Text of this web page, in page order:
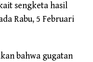
sengketa hasil
Rabu, 5 Februari
bahwa gugatan